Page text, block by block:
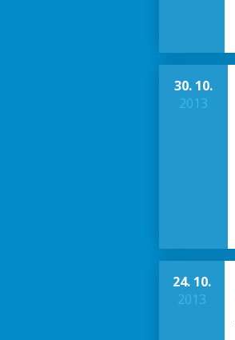
30. 10.
2013
24. 10.
2013